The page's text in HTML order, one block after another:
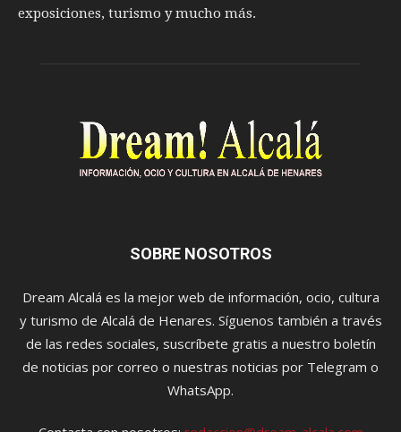
exposiciones, turismo y mucho más.
SOBRE NOSOTROS
Dream Alcalá es la mejor web de información, ocio, cultura
y turismo de Alcalá de Henares. Síguenos también a través
de las redes sociales, suscríbete gratis a nuestro boletín
de noticias por correo o nuestras noticias por Telegram o
WhatsApp.